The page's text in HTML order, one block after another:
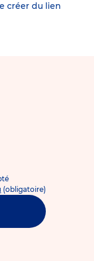
créer du lien
(obligatoire)